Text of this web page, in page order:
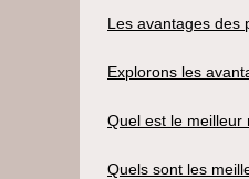
Les avantages des
Explorons les
Quel est le meilleur
Quels sont les